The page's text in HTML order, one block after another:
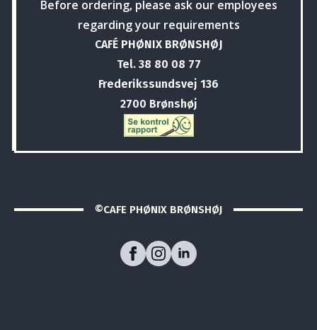
Before ordering, please ask our employees
regarding your requirements
CAFÉ PHØNIX BRØNSHØJ
Tel. 38 80 08 77
Frederikssundsvej 136
2700 Brønshøj
©CAFE PHØNIX BRØNSHØJ